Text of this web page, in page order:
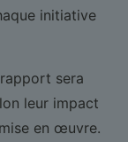
initiative
sera
leur impact
en œuvre.